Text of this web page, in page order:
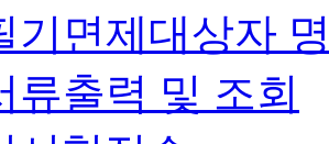
기면제대상자
류출력 및 조회